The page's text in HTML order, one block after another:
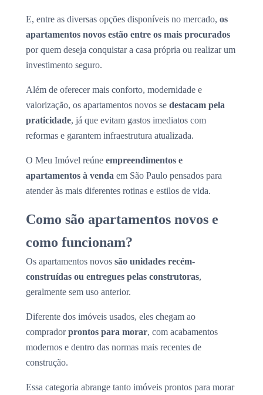
E, entre as diversas opções disponíveis no mercado, os
apartamentos novos estão entre os mais procurados
por quem deseja conquistar a casa própria ou realizar um
investimento seguro.
Além de oferecer mais conforto, modernidade e
valorização, os apartamentos novos se destacam pela
praticidade, já que evitam gastos imediatos com
reformas e garantem infraestrutura atualizada.
O Meu Imóvel reúne empreendimentos e
apartamentos à venda em São Paulo pensados para
atender às mais diferentes rotinas e estilos de vida.
Como são apartamentos novos e
como funcionam?
Os apartamentos novos são unidades recém-
construídas ou entregues pelas construtoras,
geralmente sem uso anterior.
Diferente dos imóveis usados, eles chegam ao
compradorprontos para morar, com acabamentos
modernos e dentro das normas mais recentes de
construção.
Essa categoria abrange tanto imóveis prontos para morar